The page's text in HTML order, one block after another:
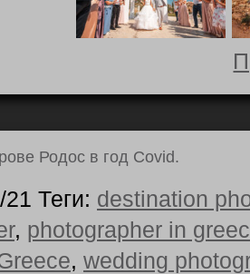
Родос в год Covid.
Теги: destination
, photographer in
, wedding